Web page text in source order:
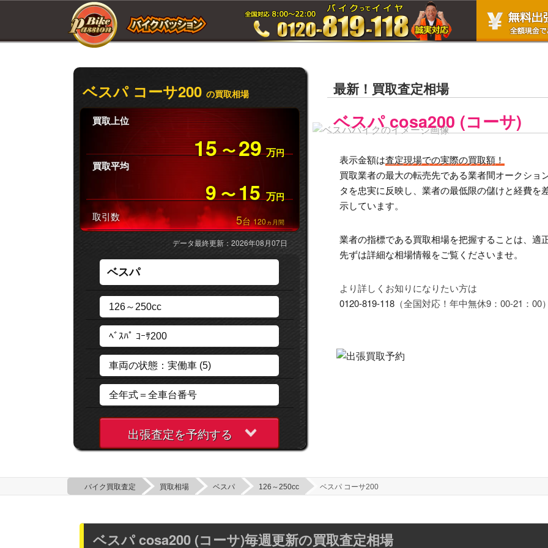
最新！買取査定相場
ベスパ cosa200 (コーサ)
表示金額は査定現場での実際の買取額！
買取業者の最大の転売先である業者間オークショ
タを忠実に反映し、業者の最低限の儲けと経費を
示しています。
業者の指標である買取相場を把握することは、適
先ずは詳細な相場情報をご覧くださいませ。
より詳しくお知りになりたい方は
0120-819-118（全国対応！年中無休9：00-21：00
ベスパ コーサ200 の買取相場
買取上位
15 〜29 万円
買取平均
9 〜15 万円
取引数 5台120ヵ月間
データ最終更新：2026年08月07日
出張査定を予約する
バイク買取査定 買取相場 ベスパ 126～250cc ベスパ コーサ200
ベスパ cosa200 (コーサ)毎週更新の買取査定相場